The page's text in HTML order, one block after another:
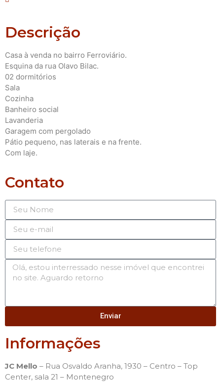
Descrição
Casa à venda no bairro Ferroviário.
Esquina da rua Olavo Bilac.
02 dormitórios
Sala
Cozinha
Banheiro social
Lavanderia
Garagem com pergolado
Pátio pequeno, nas laterais e na frente.
Com laje.
Contato
Enviar
Informações
JC Mello – Rua Osvaldo Aranha, 1930 – Centro – Top
Center, sala 21 – Montenegro